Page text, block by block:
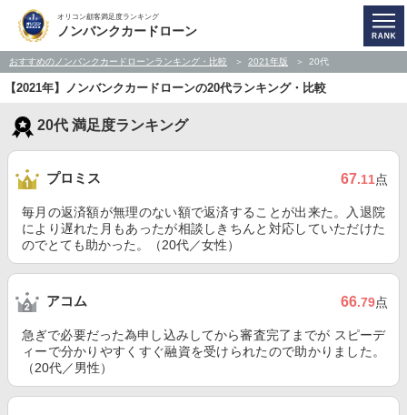
オリコン顧客満足度ランキング
ノンバンクカードローン
おすすめのノンバンクカードローンランキング・比較 2021年版 20代
【2021年】ノンバンクカードローンの20代ランキング・比較
20代 満足度ランキング
プロミス 67.11点
毎月の返済額が無理のない額で返済することが出来た。入退院
により遅れた月もあったが相談しきちんと対応していただけた
のでとても助かった。（20代／女性）
アコム 66.79点
急ぎで必要だった為申し込みしてから審査完了までが スピーデ
ィーで分かりやすくすぐ融資を受けられたので助かりました。
（20代／男性）